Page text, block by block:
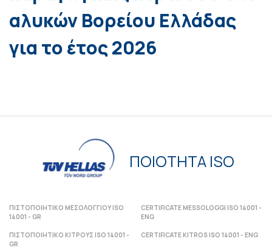
αλυκών Βορείου Ελλάδας
για το έτος 2026
ΠΟΙΟΤΗΤΑ ISO
ΠΙΣΤΟΠΟΙΗΤΙΚΟ ΜΕΣΟΛΟΓΓΙΟΥ ISO
14001 - GR
CERTIFICATE MESSOLOGGI ISO 14001 -
ENG
ΠΙΣΤΟΠΟΙΗΤΙΚΟ ΚΙΤΡΟΥΣ ISO 14001 -
GR
CERTIFICATE KITROS ISO 14001 - ENG